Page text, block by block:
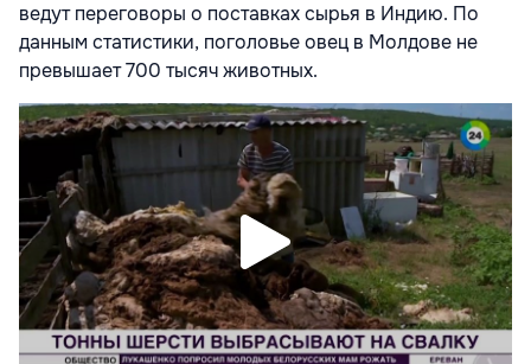
ведут переговоры о поставках сырья в Индию. По
данным статистики, поголовье овец в Молдове не
превышает 700 тысяч животных.